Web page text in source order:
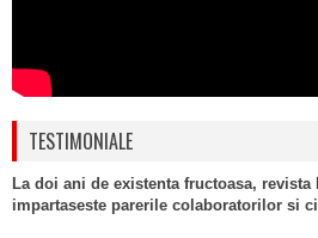
TESTIMONIALE
La doi ani de existenta fructoasa,
impartaseste parerile colaboratorilor si